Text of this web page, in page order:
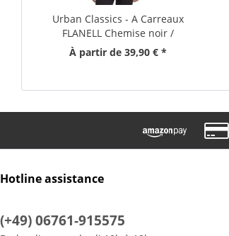
Urban Classics - A Carreaux
FLANELL Chemise noir /
bordeaux
À partir de 39,90 € *
Hotline assistance
(+49) 06761-915575